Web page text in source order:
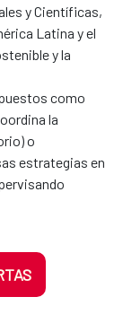
y Científicas,
Latina y el
y la
como
la
o
estrategias en